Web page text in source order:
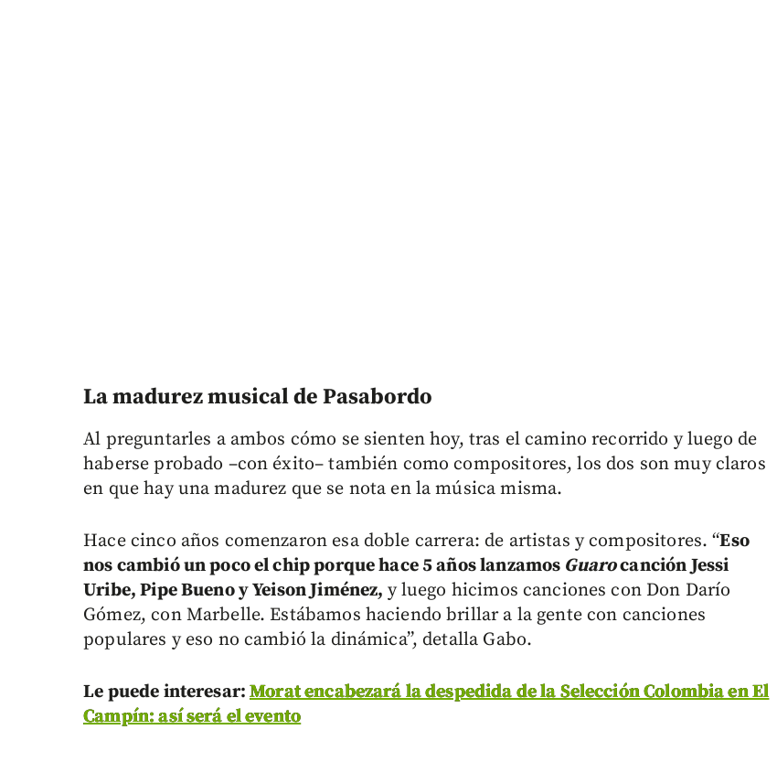
La madurez musical de Pasabordo
Al preguntarles a ambos cómo se sienten hoy, tras el camino recorrido y luego de
haberse probado –con éxito– también como compositores, los dos son muy claros
en que hay una madurez que se nota en la música misma.
Hace cinco años comenzaron esa doble carrera: de artistas y compositores. “Eso
nos cambió un poco el chip porque hace 5 años lanzamos Guarocanción Jessi
Uribe, Pipe Bueno y Yeison Jiménez, y luego hicimos canciones con Don Darío
Gómez, con Marbelle. Estábamos haciendo brillar a la gente con canciones
populares y eso no cambió la dinámica”, detalla Gabo.
Le puede interesar:Morat encabezará la despedida de la Selección Colombia en El
Campín: así será el evento